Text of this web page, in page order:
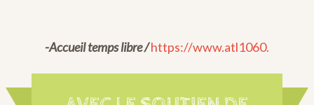
-Accueil temps libre /https://www.atl1060.